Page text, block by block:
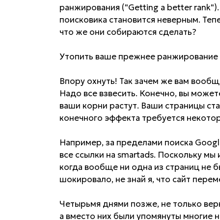
ранжирования ("Getting a better
поисковика становится неверным.
что же они собираются сделать?
Утопить ваше прежнее ранжирование
Впору охнуть! Так зачем же вам
Надо все взвесить. Конечно, вы
ваши корни растут. Ваши страницы
конечного эффекта требуется
Например, за пределами поиска
все ссылки на smartads. Поскольку
когда вообще ни одна из страниц не
шокировало, не знай я, что сайт
Четырьмя днями позже, не только
а вместо них были упомянуты многие